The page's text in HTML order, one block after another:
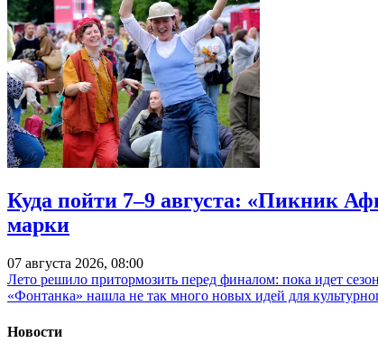
Куда пойти 7–9 августа: «Пикник
марки
07 августа 2026, 08:00
Лето решило притормозить перед финалом: пока идет
«Фонтанка» нашла не так много новых идей для
Новости